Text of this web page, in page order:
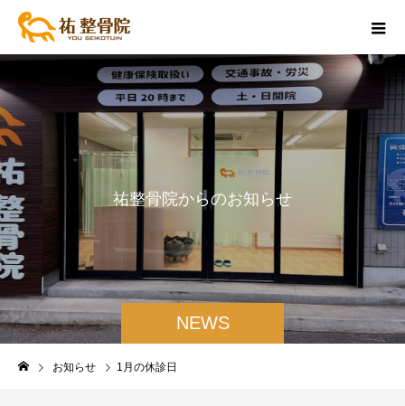
NEWS
祐整骨院からのお知 らせ
お知らせ 1月の休診日